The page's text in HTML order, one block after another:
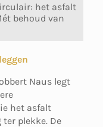
het asfalt
behoud van
Naus legt
het asfalt
ter plekke. De